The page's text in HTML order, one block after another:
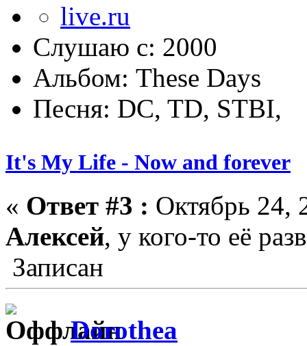
Слушаю с: 2000
Альбом: These Days
Песня: DC, TD, STBI,
It's My Life - Now and forever
« Ответ #3 : Октябрь 24,
Алексей, у кого-то её
Записан
Dorothea